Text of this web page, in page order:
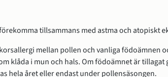
tillsammans med astma och atopiskt
mellan pollen och vanliga födoämnen
klåda i mun och hals. Om födoämnet är tillagat
hela året eller endast under pollensäsongen.